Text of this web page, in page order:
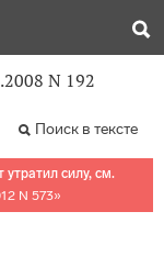
N 192
Поиск в тексте
силу, см.
N 573»